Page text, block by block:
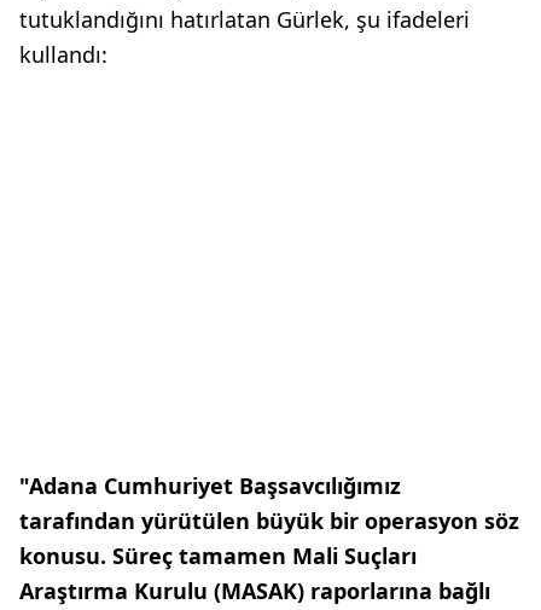
tutuklandığını hatırlatan Gürlek, şu ifadeleri
kullandı:
"Adana Cumhuriyet Başsavcılığımız
tarafından yürütülen büyük bir operasyon söz
konusu. Süreç tamamen Mali Suçları
Araştırma Kurulu (MASAK) raporlarına bağlı